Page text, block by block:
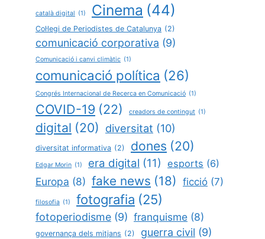
català digital (1) Cinema (44)
Col·legi de Periodistes de Catalunya (2)
comunicació corporativa (9)
Comunicació i canvi climàtic (1)
comunicació política (26)
Congrés Internacional de Recerca en Comunicació (1)
COVID-19 (22) creadors de contingut (1)
digital (20) diversitat (10)
diversitat informativa (2) dones (20)
Edgar Morin (1) era digital (11) esports (6)
Europa (8) fake news (18) ficció (7)
filosofia (1) fotografia (25)
fotoperiodisme (9) franquisme (8)
governança dels mitjans (2) guerra civil (9)